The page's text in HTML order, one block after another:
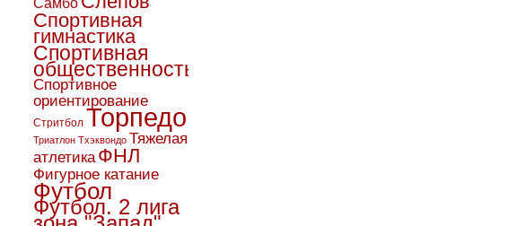
Спортивная
гимнастика
Спортивная
общественность
Спортивное
ориентирование
Стритбол Торпедо
Триатлон Тхэквондо Тяжелая
атлетика ФНЛ
Фигурное катание
Футбол
Футбол. 2 лига